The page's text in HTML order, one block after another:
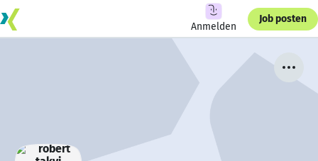
Anmelden
Job posten